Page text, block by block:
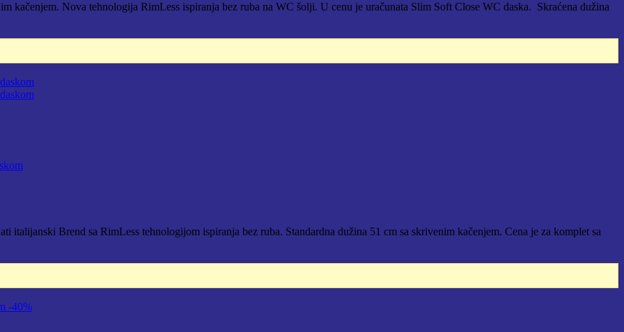
kačenjem. Nova tehnologija RimLess ispiranja bez ruba na WC šolji. U cenu je uračunata Slim Soft Close WC daska. Skraćena dužina
italijanski Brend sa RimLess tehnologijom ispiranja bez ruba. Standardna dužina 51 cm sa skrivenim kačenjem. Cena je za komplet sa